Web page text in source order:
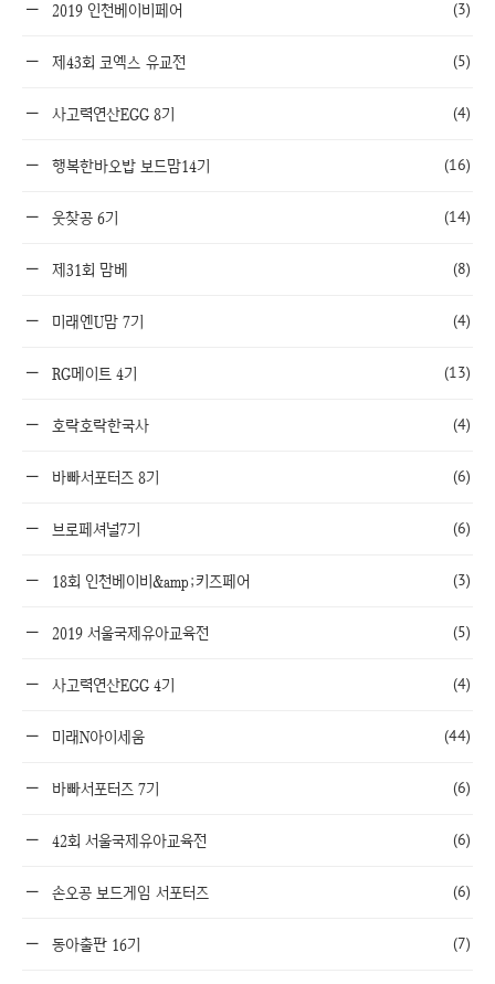
2019 인천베이비페어 (3)
제43회 코엑스 유교전 (5)
사고력연산EGG 8기 (4)
행복한바오밥 보드맘14기 (16)
웃찾공 6기 (14)
제31회 맘베 (8)
미래엔U맘 7기 (4)
RG메이트 4기 (13)
호락호락한국사 (4)
바빠서포터즈 8기 (6)
브로페셔널7기 (6)
18회 인천베이비&amp;키즈페어 (3)
2019 서울국제유아교육전 (5)
사고력연산EGG 4기 (4)
미래N아이세움 (44)
바빠서포터즈 7기 (6)
42회 서울국제유아교육전 (6)
손오공 보드게임 서포터즈 (6)
동아출판 16기 (7)